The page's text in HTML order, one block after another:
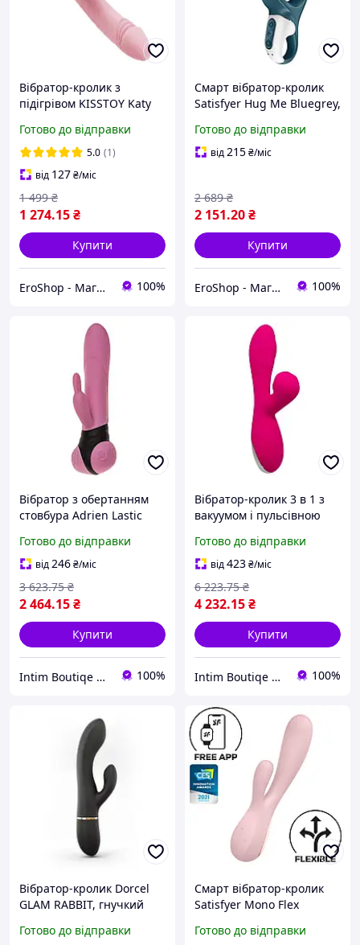
Вібратор-кролик з
підігрівом KISSTOY Katy
Готово до відправки
5.0 (1)
від 127₴/міс
1 274.15₴
1 499 ₴
Купити
EroShop - Магазин товарів для дорослих 100%
Смарт вібратор-кролик
Satisfyer Hug Me Bluegrey,
широка кліторальна
частина sexstyle
Готово до відправки
від215₴/міс
2 151.20₴
2 689 ₴
Купити
EroShop - Магазин товарів для дорослих 100%
Вібратор з обертанням
стовбура Adrien Lastic
для пальчика Sex Aura
Готово до відправки
від246₴/міс
2 464.15₴
3 623.75 ₴
Купити
Intim Boutiqe 777Shop 100%
Вібратор-кролик 3 в 1 з
вакуумом і пульсівною
Caribbean Shine Magenta
Sex Aura
Готово до відправки
від423₴/міс
4 232.15₴
6 223.75 ₴
Купити
Intim Boutiqe 777Shop 100%
Вібратор-кролик Dorcel
GLAM RABBIT, гнучкий
точки G, 2 мотори sexstyle
Готово до відправки
Смарт вібратор-кролик
Satisfyer Mono Flex
керування через
Готово до відправки